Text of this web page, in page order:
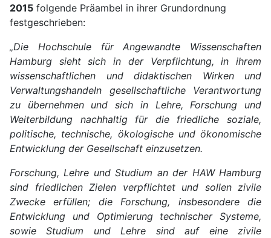
2015 folgende Präambel in ihrer Grundordnung
festgeschrieben:
„Die Hochschule für Angewandte Wissenschaften
Hamburg sieht sich in der Verpflichtung, in ihrem
wissenschaftlichen und didaktischen Wirken und
Verwaltungshandeln gesellschaftliche Verantwortung
zu übernehmen und sich in Lehre, Forschung und
Weiterbildung nachhaltig für die friedliche soziale,
politische, technische, ökologische und ökonomische
Entwicklung der Gesellschaft einzusetzen.
Forschung, Lehre und Studium an der HAW Hamburg
sind friedlichen Zielen verpflichtet und sollen zivile
Zwecke erfüllen; die Forschung, insbesondere die
Entwicklung und Optimierung technischer Systeme,
sowie Studium und Lehre sind auf eine zivile